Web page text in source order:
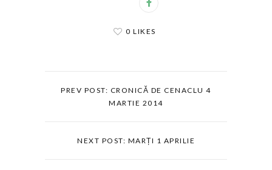
0 LIKES
PREV POST: CRONICĂ DE CENACLU 4
MARTIE 2014
NEXT POST: MARȚI 1 APRILIE